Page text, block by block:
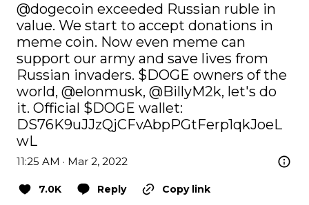
@dogecoin exceeded Russian ruble in
value. We start to accept donations in
meme coin. Now even meme can
support our army and save lives from
Russian invaders. $DOGE owners of the
world, @elonmusk, @BillyM2k, let's do
it. Official $DOGE wallet:
DS76K9uJJzQjCFvAbpPGtFerp1qkJoeL
wL
11:25 AM · Mar 2, 2022
7.0K Reply
Copy link